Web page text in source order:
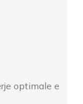
optimale e